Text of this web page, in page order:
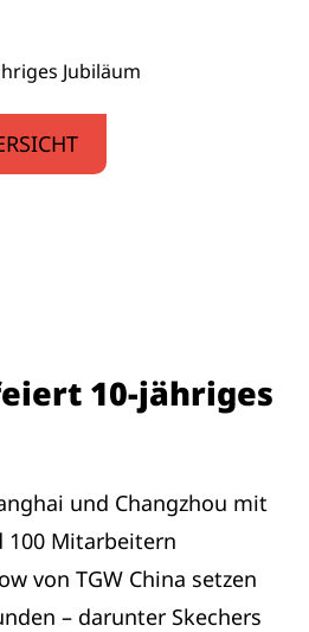
Jubiläum
10-jähriges
und Changzhou mit
100 Mitarbeitern
von TGW China setzen
– darunter Skechers